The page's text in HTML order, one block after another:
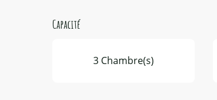
Capacité
3 Chambre(s)